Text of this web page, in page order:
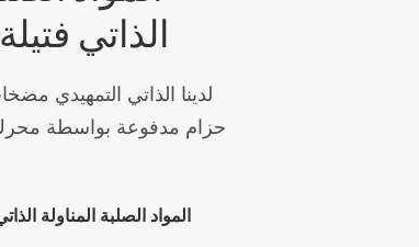
محرك
متصلة امدادات الطاقة
التلقائي بدء التشغيل